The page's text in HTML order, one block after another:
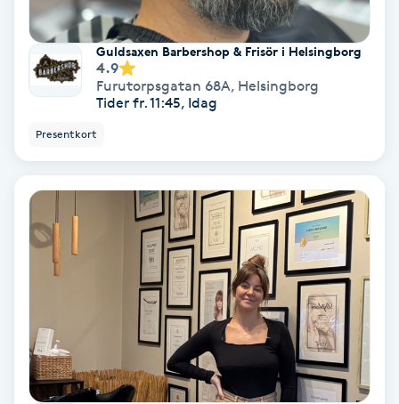
Ortobionomi
Ortopedi
Osteopati
Paraffinbehandling
Pedikyr
Pensionärklippning
Permanent
Permanent hårborttagning
Guldsaxen Barbershop & Frisör i Helsingborg
4.9
Furutorpsgatan 68A, Helsingborg
Tider fr. 11:45, Idag
Presentkort